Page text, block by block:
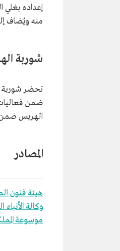
إعداده
منه ويُضاف
شوربة
تحضر شوربة
ضمن
الهريس ضمن
المصادر
هيئة فنون
وكالة
موسوعة